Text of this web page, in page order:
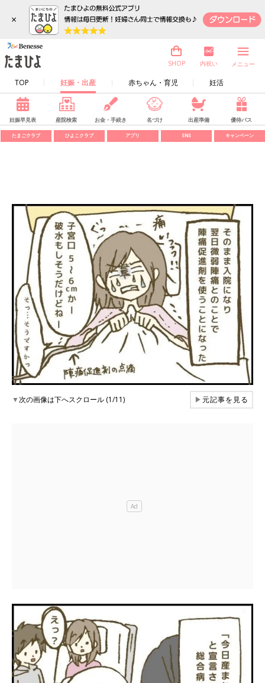
×
TOP 妊娠・出産 赤ちゃん・育児 妊活
SHOP 内祝い メニュー
妊娠早見表 産院検索 お金・手続き 名づけ 出産準備 優待パス
たまごクラブ ひよこクラブ アプリ SNS キャンペーン
▼次の画像は下へスクロール (1/11) ▶元記事を見る